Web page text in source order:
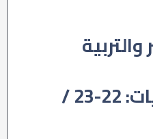
سورة الحشر، الآيات: 22-23 /